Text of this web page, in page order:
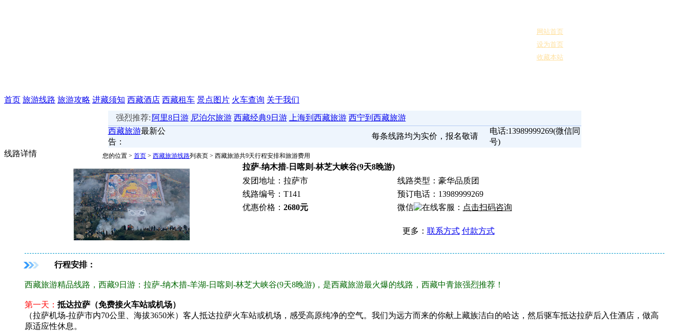
网站首页
设为首页
收藏本站
首页 旅游线路 旅游攻略 进藏须知 西藏酒店 西藏租车 景点图片 火车查询 关于我们
强烈推荐: 阿里8日游 尼泊尔旅游 西藏经典9日游 上海到西藏旅游 西宁到西藏旅游
西藏旅游最新公
告：
每条线路均为实价，报名敬请提前五天以上...2019.5.24
电话:13989999269(微信同
号)
线路详情
您的位置 > 首页 > 西藏旅游线路列表页 > 西藏旅游共9天行程安排和旅游费用
拉萨-纳木措-日喀则-林芝大峡谷(9天8晚游)
发团地址：拉萨市
线路类型： 豪华品质团
线路编号：T141
预订电话： 13989999269
优惠价格： 2680元 微信 ： 点击扫码咨询
更多： 联系方式 付款方式
行程安排：
西藏旅游精品线路，西藏9日游：拉萨-纳木措-羊湖-日喀则-林芝大峡谷(9天8晚游)，是西藏旅游最火爆的线路，西藏中青旅强烈推荐！
第一天： 抵达拉萨（免费接火车站或机场）
（拉萨机场-拉萨市内70公里、海拔3650米）客人抵达拉萨火车站或机场，感受高原纯净的空气。我们为远方而来的你献上藏族洁白的哈达，然后驱车抵达拉萨后入住酒店，做高
原适应性休息。